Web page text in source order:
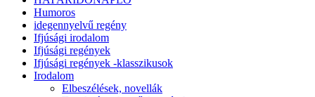
Humoros
idegennyelvű regény
Ifjúsági irodalom
Ifjúsági regények
Ifjúsági regények -klasszikusok
Irodalom
Elbeszélések, novellák